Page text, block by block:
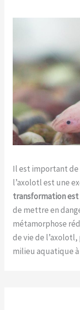
Il est important
l’axolotl est une
transformation
de mettre en
métamorphose
de vie de l’axolotl,
milieu aquatique à